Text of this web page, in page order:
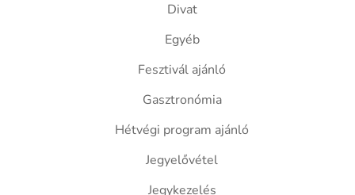
Divat
Egyéb
Fesztivál ajánló
Gasztronómia
Hétvégi program ajánló
Jegyelővétel
Jegykezelés